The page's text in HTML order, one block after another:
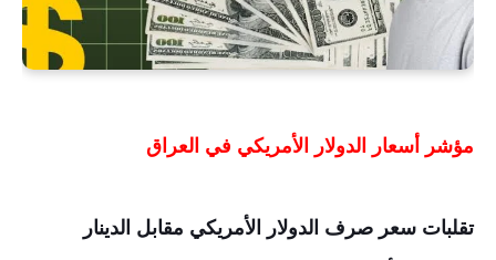
مؤشر أسعار الدولار الأمريكي في العراق
تقلبات سعر صرف الدولار الأمريكي مقابل الدينار